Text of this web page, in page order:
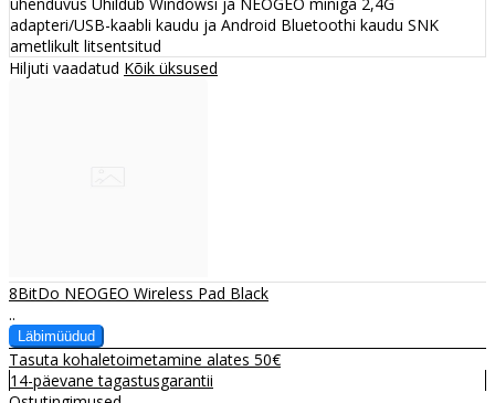
adapteri/USB-kaabli kaudu ja Android Bluetoothi kaudu SNK
ametlikult litsentsitud
Hiljuti vaadatud Kõik üksused
8BitDo NEOGEO Wireless Pad Black
..
Tasuta kohaletoimetamine alates 50€
14-päevane tagastusgarantii